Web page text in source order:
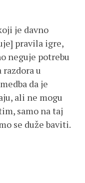
je davno
pravila igre,
neguje potrebu
u
da je
ali ne mogu
samo na taj
se duže baviti.